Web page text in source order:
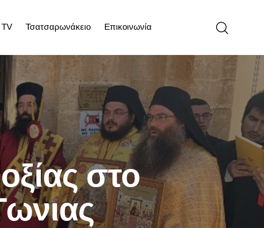
Τσατσαρωνάκειο Επικοινωνία
Επικοινωνία
στο